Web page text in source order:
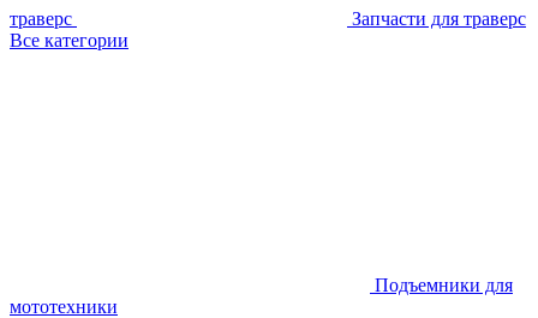
траверс
Запчасти для траверс
Все категории
Подъемники для
мототехники